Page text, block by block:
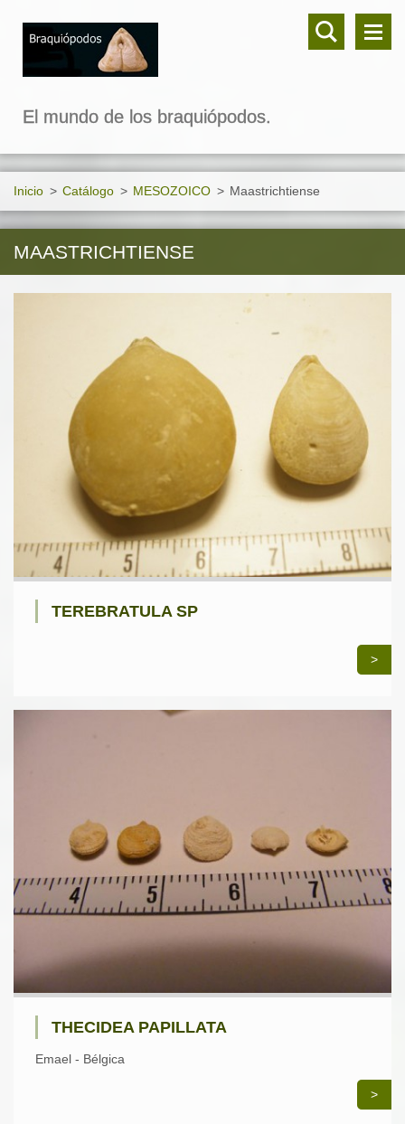
El mundo de los braquiópodos.
Inicio > Catálogo > MESOZOICO > Maastrichtiense
MAASTRICHTIENSE
TEREBRATULA SP
>
THECIDEA PAPILLATA
Emael - Bélgica
>